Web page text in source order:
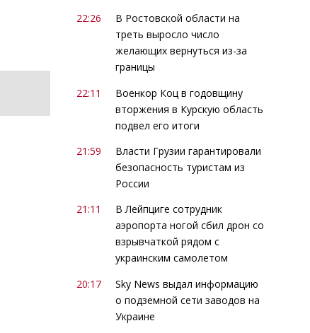
22:26
В Ростовской области на
треть выросло число
желающих вернуться из-за
границы
22:11
Военкор Коц в годовщину
вторжения в Курскую область
подвел его итоги
21:59
Власти Грузии гарантировали
безопасность туристам из
России
21:11
В Лейпциге сотрудник
аэропорта ногой сбил дрон со
взрывчаткой рядом с
украинским самолетом
20:17
Sky News выдал информацию
о подземной сети заводов на
Украине